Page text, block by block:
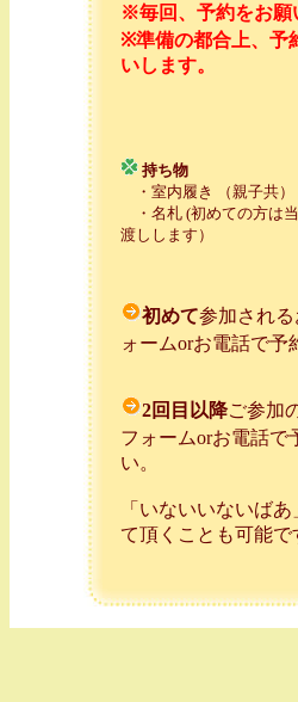
※毎回、予約をお願
※準備の都合上、予
いします。
持ち物
・室内履き （親子共
・名札 (初めての方は
渡しします）
初めて参加される
ォームorお電話で
2回目以降ご参加
フォームorお電話で
い。
「いないいないば
て頂くことも可能で